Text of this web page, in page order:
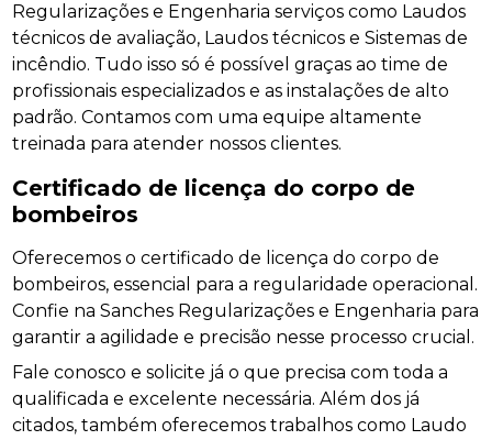
Regularizações e Engenharia serviços como Laudos
técnicos de avaliação, Laudos técnicos e Sistemas de
incêndio. Tudo isso só é possível graças ao time de
profissionais especializados e as instalações de alto
padrão. Contamos com uma equipe altamente
treinada para atender nossos clientes.
Certificado de licença do corpo de
bombeiros
Oferecemos o certificado de licença do corpo de
bombeiros, essencial para a regularidade operacional.
Confie na Sanches Regularizações e Engenharia para
garantir a agilidade e precisão nesse processo crucial.
Fale conosco e solicite já o que precisa com toda a
qualificada e excelente necessária. Além dos já
citados, também oferecemos trabalhos como Laudo